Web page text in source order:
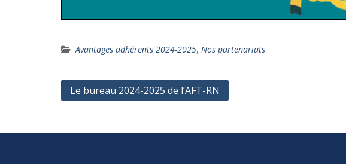
Avantages adhérents 2024-2025, Nos partenariats
Navigation
Le bureau 2024-2025 de l’AFT-RN